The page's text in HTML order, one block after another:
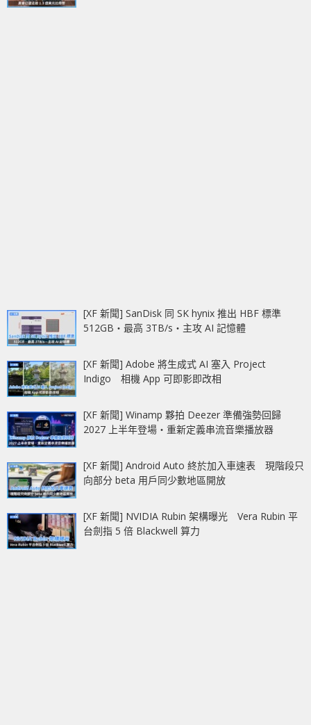
[XF 新聞] SanDisk 同 SK hynix 推出 HBF 標準
512GB‧最高 3TB/s‧主攻 AI 記憶體
[XF 新聞] Adobe 將生成式 AI 塞入 Project
Indigo 相機 App 可即影即改相
[XF 新聞] Winamp 夥拍 Deezer 準備強勢回歸
2027 上半年登場‧重新定義串流音樂播放器
[XF 新聞] Android Auto 終於加入車速表 現階段只
向部分 beta 用戶同少數地區開放
[XF 新聞] NVIDIA Rubin 架構曝光 Vera Rubin 平
台劍指 5 倍 Blackwell 算力